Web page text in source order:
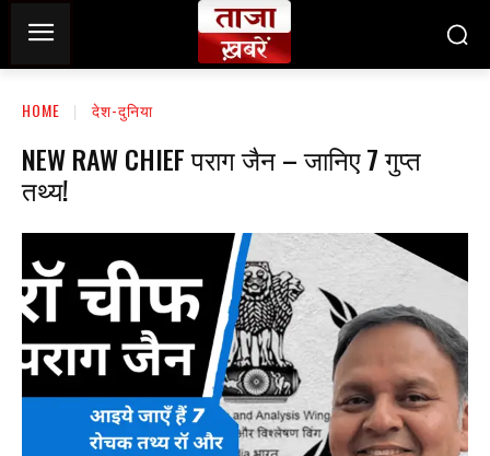
HOME देश-दुनिया
NEW RAW CHIEF पराग जैन – जानिए 7 गुप्त
तथ्य!